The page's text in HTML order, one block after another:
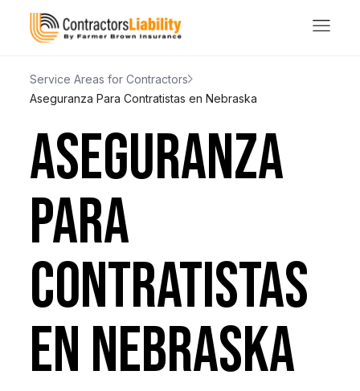
Service Areas for Contractors
Aseguranza Para Contratistas en Nebraska
ASEGURANZA
PARA
CONTRATISTAS
EN NEBRASKA